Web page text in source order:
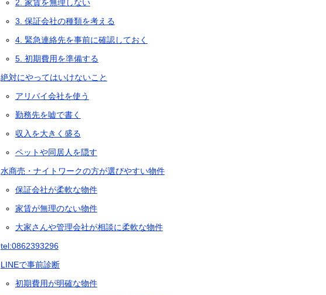
2. 家賃を無理しない
3. 保証会社の種類を考える
4. 緊急連絡先を事前に確認しておく
5. 初期費用を準備する
絶対にやってはいけないこと
アリバイ会社を使う
勤務先を嘘で書く
収入を大きく盛る
ペットや同居人を隠す
水商売・ナイトワークの方が選びやすい物件
保証会社が柔軟な物件
家賃が無理のない物件
大家さんや管理会社が相談に柔軟な物件
tel:0862393296
LINEで事前診断
初期費用が明確な物件